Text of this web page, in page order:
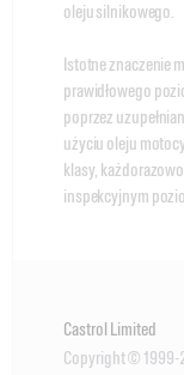
oleju silnikowego.
Istotne znaczenie
prawidłowego
poprzez
użyciu oleju
klasy,
inspekcyjnym
Castrol Limited
Copyright © 1999-